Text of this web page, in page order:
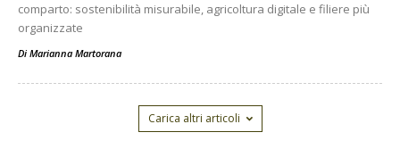
comparto: sostenibilità misurabile, agricoltura digitale e filiere più
organizzate
Di Marianna Martorana
Carica altri articoli